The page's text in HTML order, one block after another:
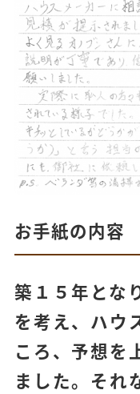
お手紙の内容
築１５年とな
を考え、ハウ
ころ、予想を
ました。それ